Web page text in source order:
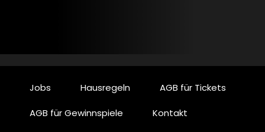
Jobs Hausregeln AGB für Tickets
AGB für Gewinnspiele Kontakt